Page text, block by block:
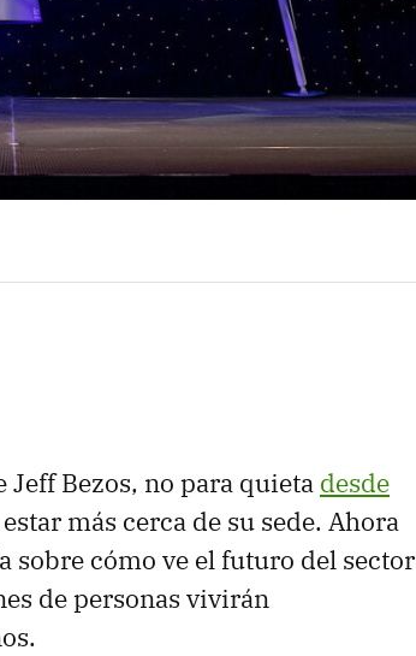
Bezos, no para quieta desde
más cerca de su sede. Ahora
sobre cómo ve el futuro del sector
de personas vivirán